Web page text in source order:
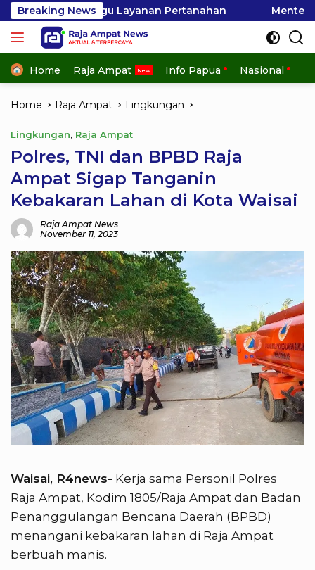
Skip
to
content
Breaking News
Layanan Pertanahan Menteri Nusron Dorong
Home Raja Ampat Info Papua Nasional
Home Raja Ampat Lingkungan
Lingkungan, Raja Ampat
Polres, TNI dan BPBD Raja
Ampat Sigap Tanganin
Kebakaran Lahan di Kota Waisai
Raja Ampat News
November 11, 2023
Waisai, R4news- Kerja sama Personil Polres
Raja Ampat, Kodim 1805/Raja Ampat dan Badan
Penanggulangan Bencana Daerah (BPBD)
menangani kebakaran lahan di Raja Ampat
berbuah manis.